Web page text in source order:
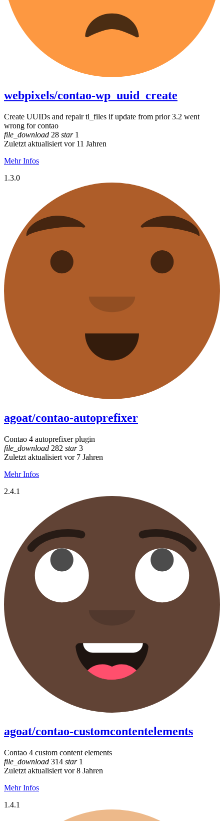
webpixels/contao-wp_uuid_create
Create UUIDs and repair tl_files if update from prior 3.2 went
wrong for contao
file_download 28 star1
Zuletzt aktualisiert vor 11 Jahren
Mehr Infos
1.3.0
agoat/contao-autoprefixer
Contao 4 autoprefixer plugin
file_download 282 star3
Zuletzt aktualisiert vor 7 Jahren
Mehr Infos
2.4.1
agoat/contao-customcontentelements
Contao 4 custom content elements
file_download 314 star1
Zuletzt aktualisiert vor 8 Jahren
Mehr Infos
1.4.1